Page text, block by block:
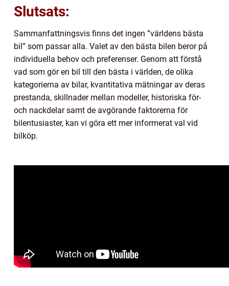
Slutsats:
Sammanfattningsvis finns det ingen ”världens bästa
bil” som passar alla. Valet av den bästa bilen beror på
individuella behov och preferenser. Genom att förstå
vad som gör en bil till den bästa i världen, de olika
kategorierna av bilar, kvantitativa mätningar av deras
prestanda, skillnader mellan modeller, historiska för-
och nackdelar samt de avgörande faktorerna för
bilentusiaster, kan vi göra ett mer informerat val vid
bilköp.